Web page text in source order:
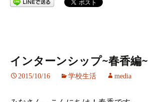
インターンシップ~春香編~
2015/10/16 学校生活 media